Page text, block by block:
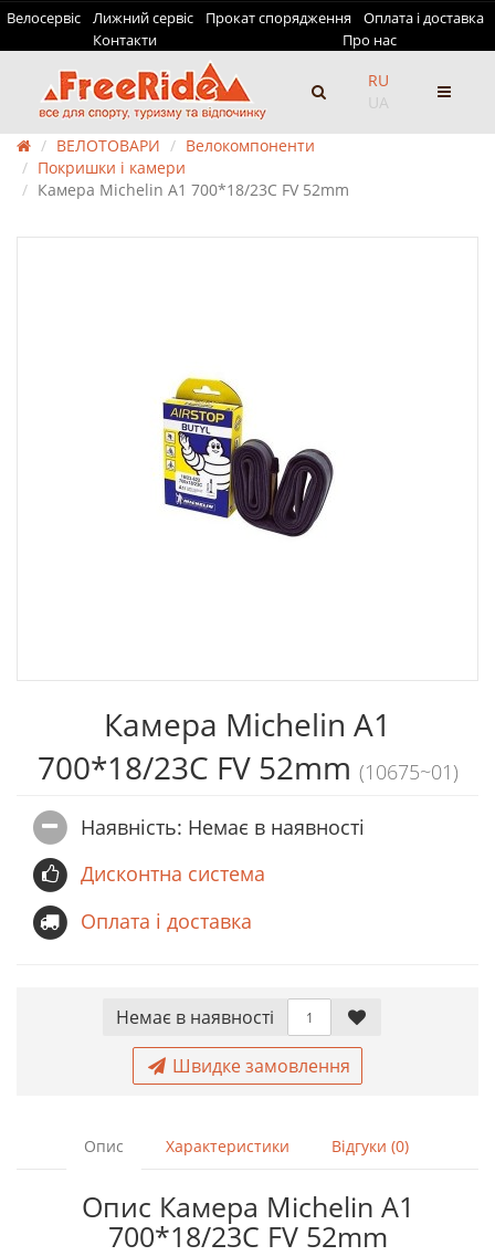
Велосервіс Лижний сервіс Прокат спорядження
Оплата і доставка
Контакти
Про нас
RU
UA
ВЕЛОТОВАРИ
Велокомпоненти
Покришки і камери
Камера Michelin A1 700*18/23C FV 52mm
Камера Michelin A1
700*18/23C FV 52mm (10675~01)
Наявність: Немає в наявностi
Дисконтна система
Оплата і доставка
Немає в наявностi
Швидке замовлення
Опис Характеристики Відгуки (0)
Опис Камера Michelin A1
700*18/23C FV 52mm